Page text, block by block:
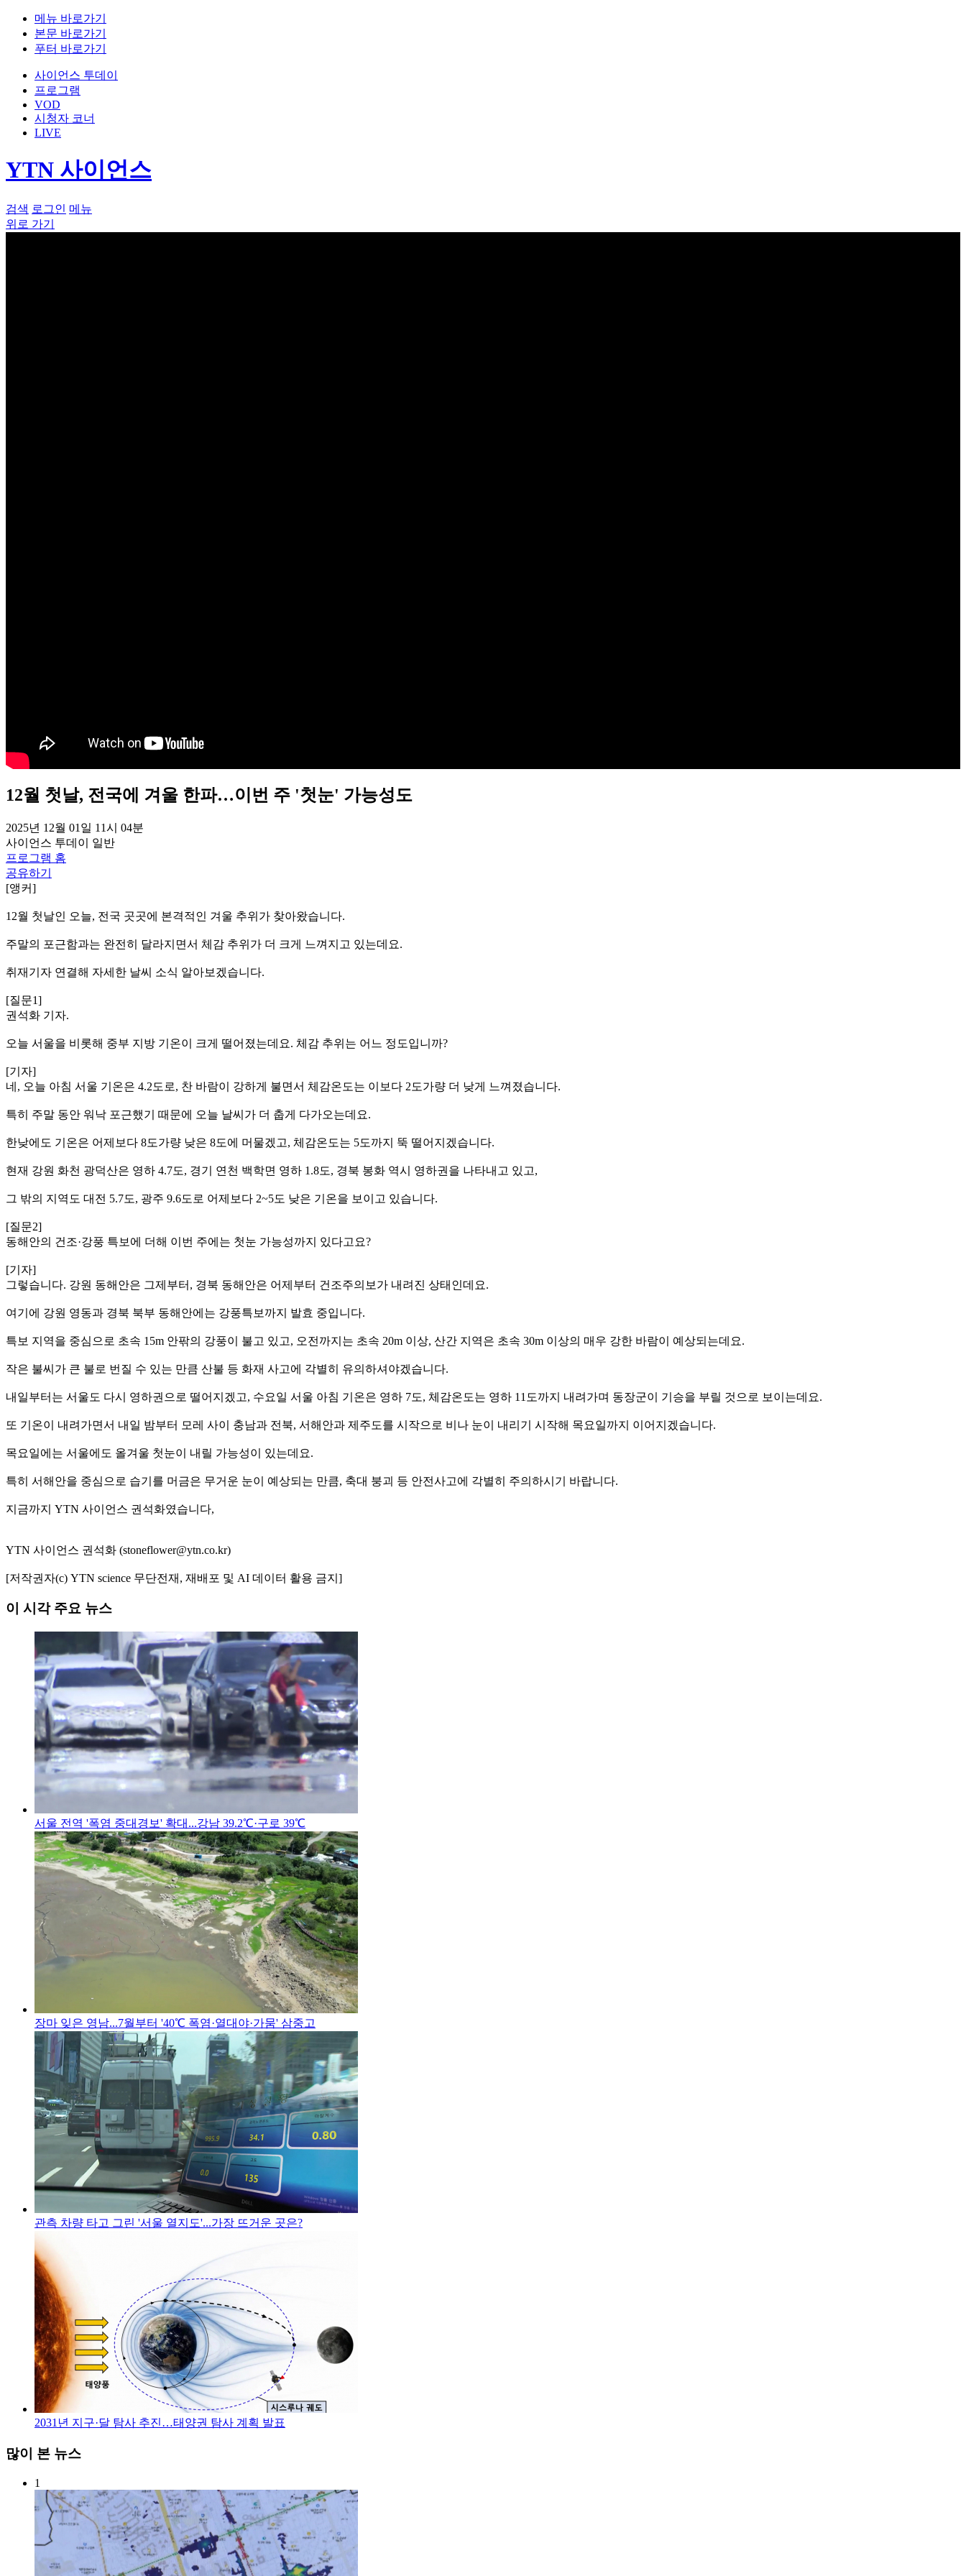
메뉴 바로가기
본문 바로가기
푸터 바로가기
사이언스 투데이
프로그램
VOD
시청자 코너
LIVE
YTN 사이언스
검색 로그인 메뉴
위로 가기
12월 첫날, 전국에 겨울 한파…이번 주 '첫눈' 가능성도
2025년 12월 01일 11시 04분
사이언스 투데이
일반
프로그램 홈
공유하기
[앵커]
12월 첫날인 오늘, 전국 곳곳에 본격적인 겨울 추위가 찾아왔습니다.
주말의 포근함과는 완전히 달라지면서 체감 추위가 더 크게 느껴지고 있는데요.
취재기자 연결해 자세한 날씨 소식 알아보겠습니다.
[질문1]
권석화 기자.
오늘 서울을 비롯해 중부 지방 기온이 크게 떨어졌는데요. 체감 추위는 어느 정도입니까?
[기자]
네, 오늘 아침 서울 기온은 4.2도로, 찬 바람이 강하게 불면서 체감온도는 이보다 2도가량 더 낮게 느껴졌습니다.
특히 주말 동안 워낙 포근했기 때문에 오늘 날씨가 더 춥게 다가오는데요.
한낮에도 기온은 어제보다 8도가량 낮은 8도에 머물겠고, 체감온도는 5도까지 뚝 떨어지겠습니다.
현재 강원 화천 광덕산은 영하 4.7도, 경기 연천 백학면 영하 1.8도, 경북 봉화 역시 영하권을 나타내고 있고,
그 밖의 지역도 대전 5.7도, 광주 9.6도로 어제보다 2~5도 낮은 기온을 보이고 있습니다.
[질문2]
동해안의 건조·강풍 특보에 더해 이번 주에는 첫눈 가능성까지 있다고요?
[기자]
그렇습니다. 강원 동해안은 그제부터, 경북 동해안은 어제부터 건조주의보가 내려진 상태인데요.
여기에 강원 영동과 경북 북부 동해안에는 강풍특보까지 발효 중입니다.
특보 지역을 중심으로 초속 15m 안팎의 강풍이 불고 있고, 오전까지는 초속 20m 이상, 산간 지역은 초속 30m 이상의 매우 강한 바람이 예상되는데요.
작은 불씨가 큰 불로 번질 수 있는 만큼 산불 등 화재 사고에 각별히 유의하셔야겠습니다.
내일부터는 서울도 다시 영하권으로 떨어지겠고, 수요일 서울 아침 기온은 영하 7도, 체감온도는 영하 11도까지 내려가며 동장군이 기승을 부릴 것으로 보이는데요.
또 기온이 내려가면서 내일 밤부터 모레 사이 충남과 전북, 서해안과 제주도를 시작으로 비나 눈이 내리기 시작해 목요일까지 이어지겠습니다.
목요일에는 서울에도 올겨울 첫눈이 내릴 가능성이 있는데요.
특히 서해안을 중심으로 습기를 머금은 무거운 눈이 예상되는 만큼, 축대 붕괴 등 안전사고에 각별히 주의하시기 바랍니다.
지금까지 YTN 사이언스 권석화였습니다,
YTN 사이언스 권석화 (stoneflower@ytn.co.kr)
[저작권자(c) YTN science 무단전재, 재배포 및 AI 데이터 활용 금지]
이 시각 주요 뉴스
서울 전역 '폭염 중대경보' 확대...강남 39.2℃·구로 39℃
장마 잊은 영남...7월부터 '40℃ 폭염·열대야·가뭄' 삼중고
관측 차량 타고 그린 '서울 열지도'...가장 뜨거운 곳은?
2031년 지구·달 탐사 추진…태양권 탐사 계획 발표
많이 본 뉴스
1